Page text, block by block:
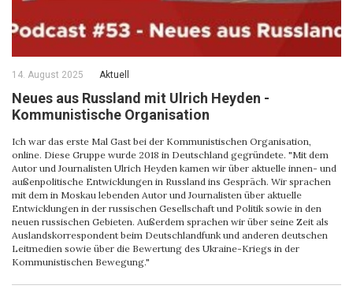
14. August 2025 Aktuell
Neues aus Russland mit Ulrich Heyden -
Kommunistische Organisation
Ich war das erste Mal Gast bei der Kommunistischen Organisation,
online. Diese Gruppe wurde 2018 in Deutschland gegründete. "Mit dem
Autor und Journalisten Ulrich Heyden kamen wir über aktuelle innen- und
außenpolitische Entwicklungen in Russland ins Gespräch. Wir sprachen
mit dem in Moskau lebenden Autor und Journalisten über aktuelle
Entwicklungen in der russischen Gesellschaft und Politik sowie in den
neuen russischen Gebieten. Außerdem sprachen wir über seine Zeit als
Auslandskorrespondent beim Deutschlandfunk und anderen deutschen
Leitmedien sowie über die Bewertung des Ukraine-Kriegs in der
Kommunistischen Bewegung."